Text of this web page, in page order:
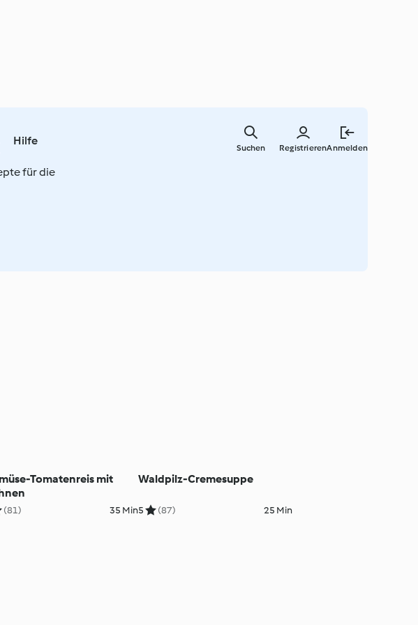
springen
Hilfe
RegistrierenAnmelden
Suchen
für die
Tomatenreis mit
(81) 35 Min
Waldpilz-Cremesuppe
5 (87) 25 Min